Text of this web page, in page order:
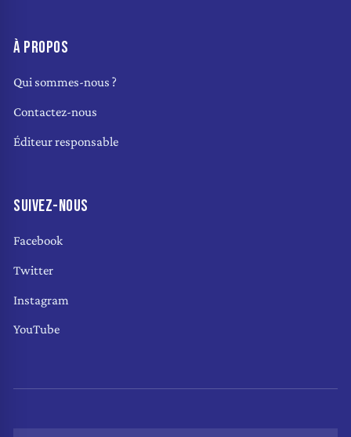
À PROPOS
Qui sommes-nous ?
Contactez-nous
Éditeur responsable
SUIVEZ-NOUS
Facebook
Twitter
Instagram
YouTube